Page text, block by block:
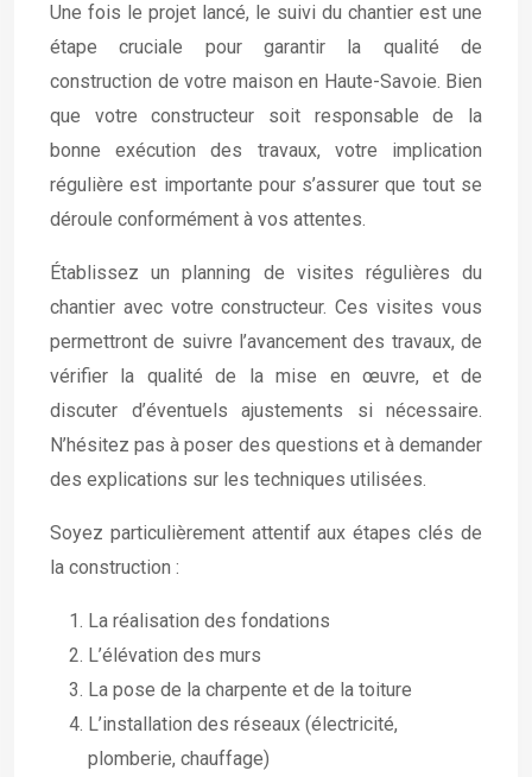
Une fois le projet lancé, le suivi du chantier est une
étape cruciale pour garantir la qualité de
construction de votre maison en Haute-Savoie. Bien
que votre constructeur soit responsable de la
bonne exécution des travaux, votre implication
régulière est importante pour s’assurer que tout se
déroule conformément à vos attentes.
Établissez un planning de visites régulières du
chantier avec votre constructeur. Ces visites vous
permettront de suivre l’avancement des travaux, de
vérifier la qualité de la mise en œuvre, et de
discuter d’éventuels ajustements si nécessaire.
N’hésitez pas à poser des questions et à demander
des explications sur les techniques utilisées.
Soyez particulièrement attentif aux étapes clés de
la construction :
La réalisation des fondations
L’élévation des murs
La pose de la charpente et de la toiture
L’installation des réseaux (électricité,
plomberie, chauffage)